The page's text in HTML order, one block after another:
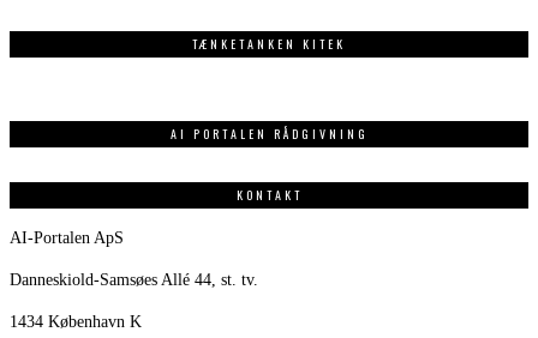
TÆNKETANKEN KITEK
AI PORTALEN RÅDGIVNING
KONTAKT
AI-Portalen ApS
Danneskiold-Samsøes Allé 44, st. tv.
1434 København K